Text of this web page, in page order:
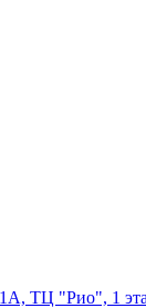
1А, ТЦ "Рио", 1